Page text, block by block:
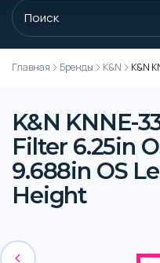
Главная Бренды K&N K&N
K&N KNNE-
Filter 6.25in
9.688in OS
Height